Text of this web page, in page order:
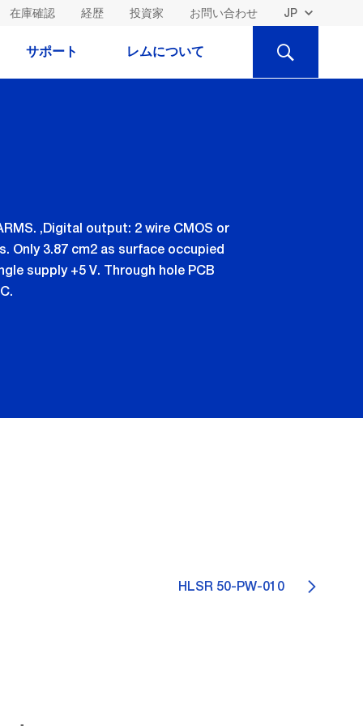
在庫確認 経歴 投資家 お問い合わせ
サポート レムについて
検
,Digital output: 2 wire CMOS or
Only 3.87 cm2 as surface occupied
supply +5 V. Through hole PCB
HLSR 50-PW-010